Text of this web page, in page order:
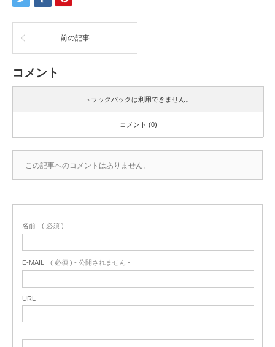
前の記事
コメント
トラックバックは利用できません。
コメント (0)
この記事へのコメントはありません。
名前 ( 必須 )
E-MAIL ( 必須 ) - 公開されません -
URL